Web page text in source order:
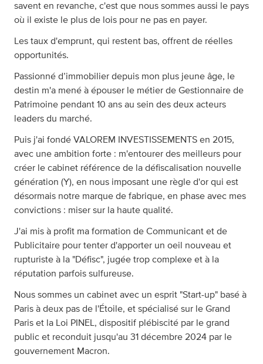
savent en revanche, c'est que nous sommes aussi le pays
où il existe le plus de lois pour ne pas en payer.
Les taux d'emprunt, qui restent bas, offrent de réelles
opportunités.
Passionné d’immobilier depuis mon plus jeune âge, le
destin m'a mené à épouser le métier de Gestionnaire de
Patrimoine pendant 10 ans au sein des deux acteurs
leaders du marché.
Puis j'ai fondé VALOREM INVESTISSEMENTS en 2015,
avec une ambition forte : m'entourer des meilleurs pour
créer le cabinet référence de la défiscalisation nouvelle
génération (Y), en nous imposant une règle d'or qui est
désormais notre marque de fabrique, en phase avec mes
convictions : miser sur la haute qualité.
J'ai mis à profit ma formation de Communicant et de
Publicitaire pour tenter d'apporter un oeil nouveau et
rupturiste à la "Défisc", jugée trop complexe et à la
réputation parfois sulfureuse.
Nous sommes un cabinet avec un esprit "Start-up" basé à
Paris à deux pas de l'Étoile, et spécialisé sur le Grand
Paris et la Loi PINEL, dispositif plébiscité par le grand
public et reconduit jusqu'au 31 décembre 2024 par le
gouvernement Macron.